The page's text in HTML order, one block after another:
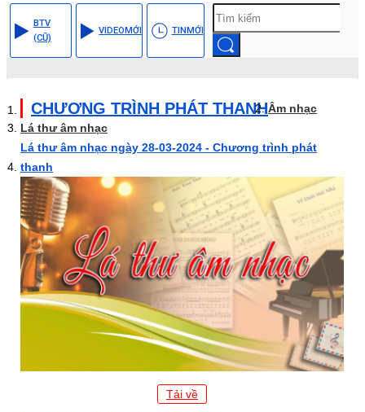
BTV
(CŨ)
VIDEOMỚI TINMỚI
CHƯƠNG TRÌNH PHÁT THANHÂm nhạc
Lá thư âm nhạc
Lá thư âm nhạc ngày 28-03-2024 - Chương trình phát
thanh
Tải về